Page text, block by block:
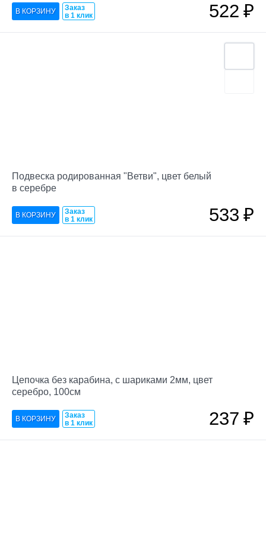
Заказ
в 1 клик
522₽
Подвеска родированная "Ветви", цвет белый
в серебре
Заказ
в 1 клик
533₽
Цепочка без карабина, с шариками 2мм, цвет
серебро, 100см
Заказ
в 1 клик
237₽